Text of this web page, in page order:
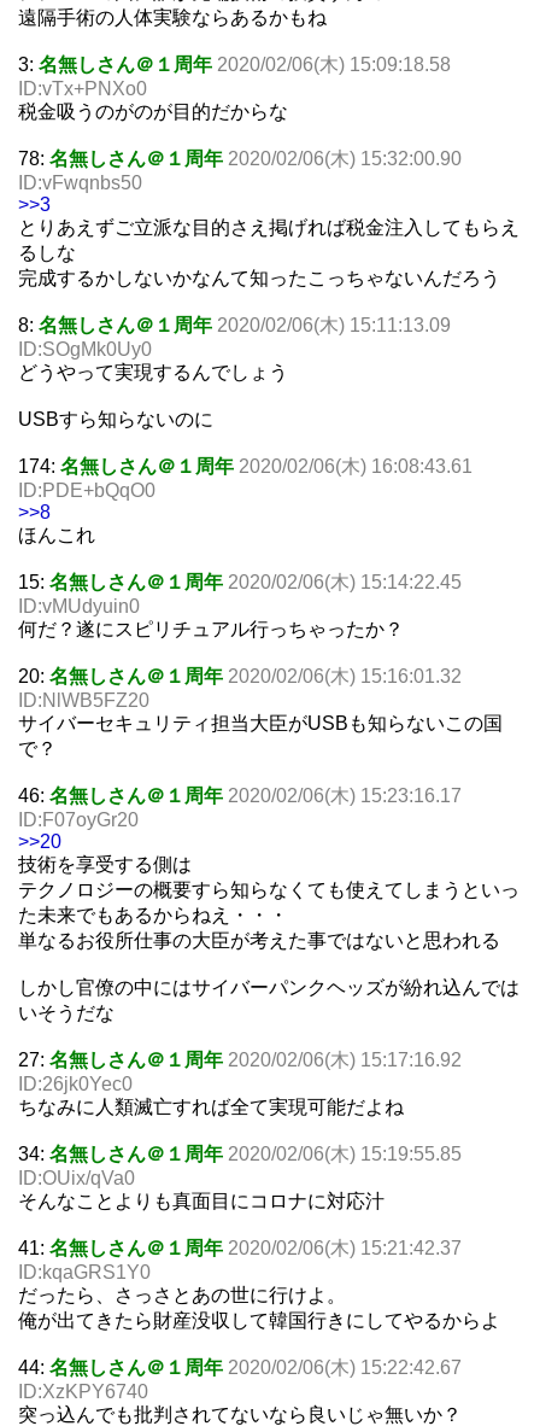
遠隔手術の人体実験ならあるかもね
3: 名無しさん＠１周年 2020/02/06(木) 15:09:18.58
ID:vTx+PNXo0
税金吸うのがのが目的だからな
78: 名無しさん＠１周年 2020/02/06(木) 15:32:00.90
ID:vFwqnbs50
>>3
とりあえずご立派な目的さえ掲げれば税金注入してもらえ
るしな
完成するかしないかなんて知ったこっちゃないんだろう
8: 名無しさん＠１周年 2020/02/06(木) 15:11:13.09
ID:SOgMk0Uy0
どうやって実現するんでしょう
USBすら知らないのに
174: 名無しさん＠１周年 2020/02/06(木) 16:08:43.61
ID:PDE+bQqO0
>>8
ほんこれ
15: 名無しさん＠１周年 2020/02/06(木) 15:14:22.45
ID:vMUdyuin0
何だ？遂にスピリチュアル行っちゃったか？
20: 名無しさん＠１周年 2020/02/06(木) 15:16:01.32
ID:NlWB5FZ20
サイバーセキュリティ担当大臣がUSBも知らないこの国
で？
46: 名無しさん＠１周年 2020/02/06(木) 15:23:16.17
ID:F07oyGr20
>>20
技術を享受する側は
テクノロジーの概要すら知らなくても使えてしまうといっ
た未来でもあるからねえ・・・
単なるお役所仕事の大臣が考えた事ではないと思われる
しかし官僚の中にはサイバーパンクヘッズが紛れ込んでは
いそうだな
27: 名無しさん＠１周年 2020/02/06(木) 15:17:16.92
ID:26jk0Yec0
ちなみに人類滅亡すれば全て実現可能だよね
34: 名無しさん＠１周年 2020/02/06(木) 15:19:55.85
ID:OUix/qVa0
そんなことよりも真面目にコロナに対応汁
41: 名無しさん＠１周年 2020/02/06(木) 15:21:42.37
ID:kqaGRS1Y0
だったら、さっさとあの世に行けよ。
俺が出てきたら財産没収して韓国行きにしてやるからよ
44: 名無しさん＠１周年 2020/02/06(木) 15:22:42.67
ID:XzKPY6740
突っ込んでも批判されてないなら良いじゃ無いか？